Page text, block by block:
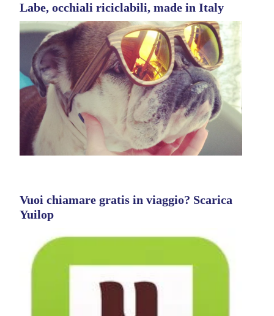
Labe, occhiali riciclabili, made in Italy
Vuoi chiamare gratis in viaggio? Scarica
Yuilop